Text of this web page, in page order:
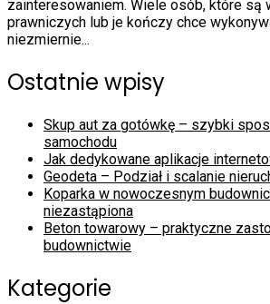
zainteresowaniem. Wiele osób, które są
prawniczych lub je kończy chce
niezmiernie...
Ostatnie wpisy
Skup aut za gotówkę – szybki
samochodu
Jak dedykowane aplikacje
Geodeta – Podział i scalanie
Koparka w nowoczesnym
niezastąpiona
Beton towarowy – praktyczne
budownictwie
Kategorie